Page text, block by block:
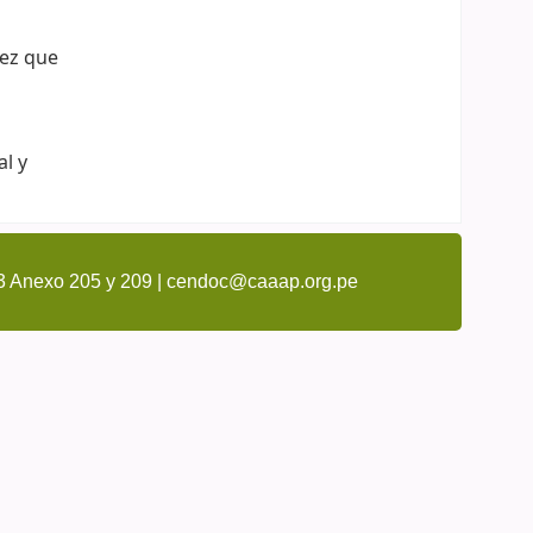
que
y
205 y 209 | cendoc@caaap.org.pe